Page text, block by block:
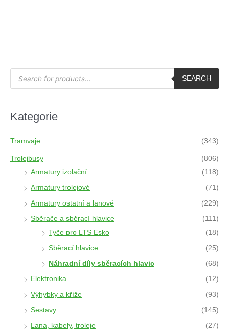
P
d
s
a
r
h
SEARCH
Kategorie
Tramvaje (343)
Trolejbusy
(806)
Armatury izolační
(118)
Armatury trolejové (71)
Armatury ostatní a lanové (229)
Sběrače a sběrací hlavice
(111)
Tyče pro LTS Esko
(18)
Sběrací hlavice (25)
Náhradní díly sběracích hlavic (68)
Elektronika (12)
Výhybky a kříže (93)
Sestavy (145)
Lana, kabely, troleje (27)